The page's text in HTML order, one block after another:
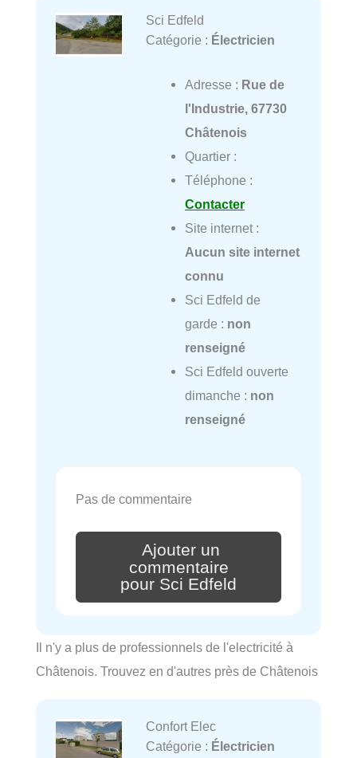
Sci Edfeld
Catégorie : Électricien
Adresse : Rue de
l'Industrie, 67730
Châtenois
Quartier :
Téléphone :
Contacter
Site internet :
Aucun site internet
connu
Sci Edfeld de
garde : non
renseigné
Sci Edfeld ouverte
dimanche : non
renseigné
Pas de commentaire
Ajouter un
commentaire
pour Sci Edfeld
Il n'y a plus de professionnels de l'electricité à
Châtenois. Trouvez en d'autres près de Châtenois
Confort Elec
Catégorie : Électricien